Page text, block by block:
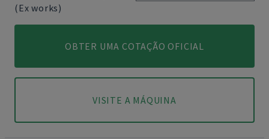
(Ex works)
OBTER UMA COTAÇÃO OFICIAL
VISITE A MÁQUINA